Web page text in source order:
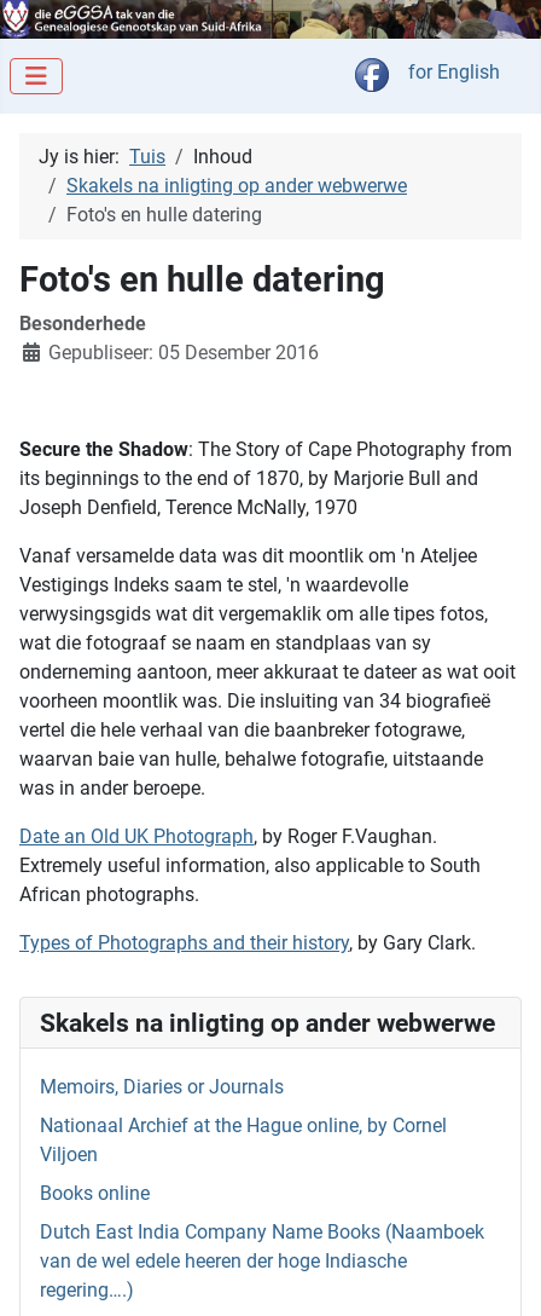
Kies jou taal
for English
Skakels na inligting op ander webwerwe
Memoirs, Diaries or Journals
Nationaal Archief at the Hague online, by Cornel
Viljoen
Books online
Dutch East India Company Name Books (Naamboek
van de wel edele heeren der hoge Indiasche
regering….)
Jy is hier: Tuis
Inhoud
Skakels na inligting op ander webwerwe
Foto's en hulle datering
Foto's en hulle datering
Besonderhede
Gepubliseer: 05 Desember 2016
Secure the Shadow: The Story of Cape Photography from
its beginnings to the end of 1870, by Marjorie Bull and
Joseph Denfield, Terence McNally, 1970
Vanaf versamelde data was dit moontlik om 'n Ateljee
Vestigings Indeks saam te stel, 'n waardevolle
verwysingsgids wat dit vergemaklik om alle tipes fotos,
wat die fotograaf se naam en standplaas van sy
onderneming aantoon, meer akkuraat te dateer as wat ooit
voorheen moontlik was. Die insluiting van 34 biografieë
vertel die hele verhaal van die baanbreker fotograwe,
waarvan baie van hulle, behalwe fotografie, uitstaande
was in ander beroepe.
Date an Old UK Photograph, by Roger F.Vaughan.
Extremely useful information, also applicable to South
African photographs.
Types of Photographs and their history, by Gary Clark.